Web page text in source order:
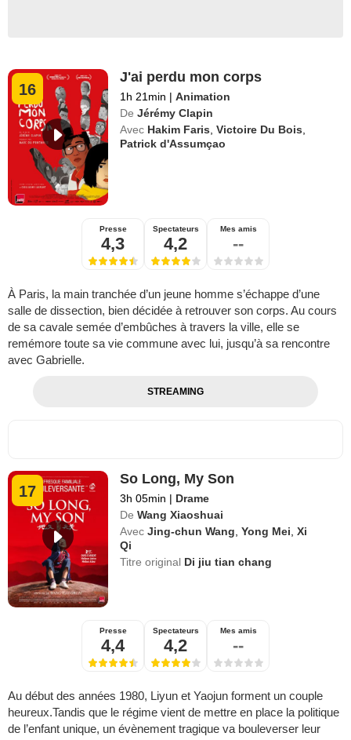
16
J'ai perdu mon corps
1h 21min | Animation
De Jérémy Clapin
Avec Hakim Faris ,Victoire Du Bois
Patrick d'Assumçao
Presse
4,3
Spectateurs
4,2
Mes amis
--
À Paris, la main tranchée d’un jeune homme s’échappe d’une
salle de dissection, bien décidée à retrouver son corps. Au cours
de sa cavale semée d’embûches à travers la ville, elle se
remémore toute sa vie commune avec lui, jusqu’à sa rencontre
avec Gabrielle.
STREAMING
17
So Long, My Son
3h 05min | Drame
De Wang Xiaoshuai
Avec Jing-chun Wang ,Yong Mei ,Xi
Qi
Titre original Di jiu tian chang
Presse
4,4
Spectateurs
4,2
Mes amis
--
Au début des années 1980, Liyun et Yaojun forment un couple
heureux.Tandis que le régime vient de mettre en place la politique
de l’enfant unique, un évènement tragique va bouleverser leur